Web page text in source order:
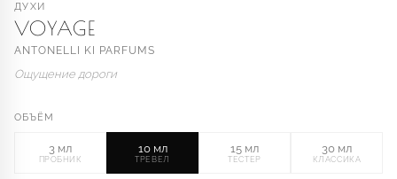
ДУХИ
VOYAGE
ANTONELLI KI PARFUMS
Ощущение дороги
ОБЪЁМ
3 мл
ПРОБНИК
10 мл
ТРЕВЕЛ
15 мл
ТЕСТЕР
30 мл
КЛАССИКА